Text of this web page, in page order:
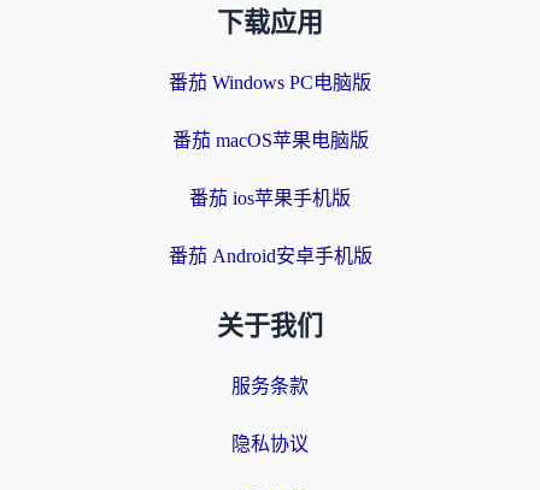
下载应用
番茄 Windows PC电脑版
番茄 macOS苹果电脑版
番茄 ios苹果手机版
番茄 Android安卓手机版
关于我们
服务条款
隐私协议